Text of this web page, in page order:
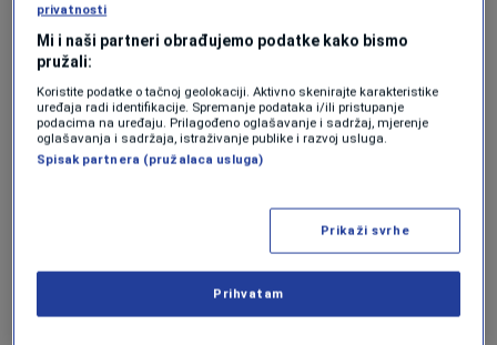
JOŠ SPORTA:
Šok za domaćina: Veznjak Atletica
propušta Mundijal
NOGOMET|11. maj.
Mbappe pod novim kritikama:
“povredu” pred El Clasico
autobusu fudbalera Barcelone
privatnosti
Mi i naši partneri obrađujemo podatke kako bismo
pružali:
Koristite podatke o tačnoj geolokaciji. Aktivno skenirajte karakteristike
uređaja radi identifikacije. Spremanje podataka i/ili pristupanje
podacima na uređaju. Prilagođeno oglašavanje i sadržaj, mjerenje
oglašavanja i sadržaja, istraživanje publike i razvoj usluga.
Spisak partnera (pružalaca usluga)
Prikaži svrhe
Prihvatam